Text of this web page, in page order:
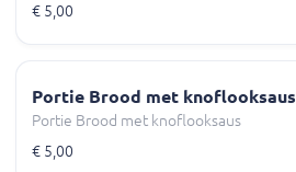
€ 5,00
Portie Brood met knoflooksaus
Portie Brood met knoflooksaus
€ 5,00